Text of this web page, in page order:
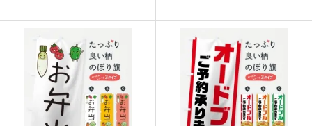
31 901 27931
899 28768
897 29601